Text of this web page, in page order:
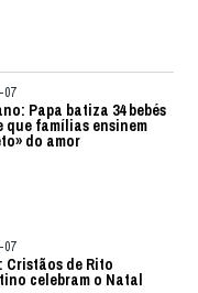
07
Papa batiza 34 bebés
que famílias ensinem
do amor
07
Cristãos de Rito
celebram o Natal